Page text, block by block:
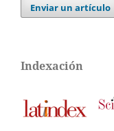
Enviar un artículo
Indexación